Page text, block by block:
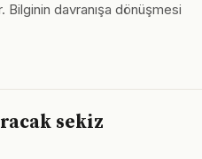
Bilginin davranışa dönüşmesi
sekiz